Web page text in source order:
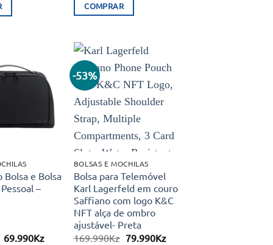
era:
era:
COMPRAR
Adicionar
aos meus
Bolsa e Bolsa
–
O
69.990KzO
-53%
Adicionar
aos meus
desejos
BOLSAS E MOCHILAS
Bolsa para Telemóvel
Karl Lagerfeld em couro
Saffiano com logo K&C
NFT alça de ombro
ajustável- Preta
169.990Kz O
79.990KzO